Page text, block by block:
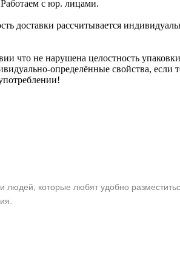
с юр. лицами.
доставки рассчитывается
что не нарушена целостность
определённые свойства,
людей, которые любят удобно